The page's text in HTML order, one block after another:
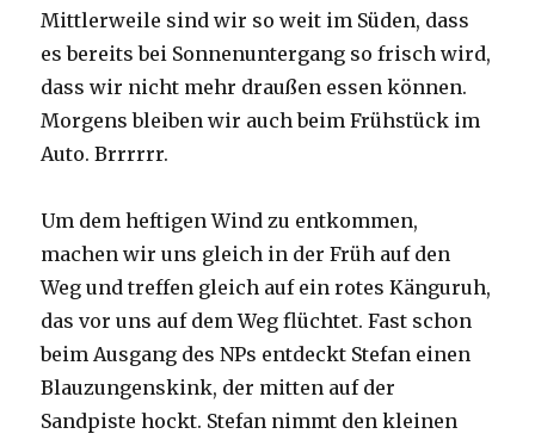
Mittlerweile sind wir so weit im Süden, dass
es bereits bei Sonnenuntergang so frisch wird,
dass wir nicht mehr draußen essen können.
Morgens bleiben wir auch beim Frühstück im
Auto. Brrrrrr.
Um dem heftigen Wind zu entkommen,
machen wir uns gleich in der Früh auf den
Weg und treffen gleich auf ein rotes Känguruh,
das vor uns auf dem Weg flüchtet. Fast schon
beim Ausgang des NPs entdeckt Stefan einen
Blauzungenskink, der mitten auf der
Sandpiste hockt. Stefan nimmt den kleinen